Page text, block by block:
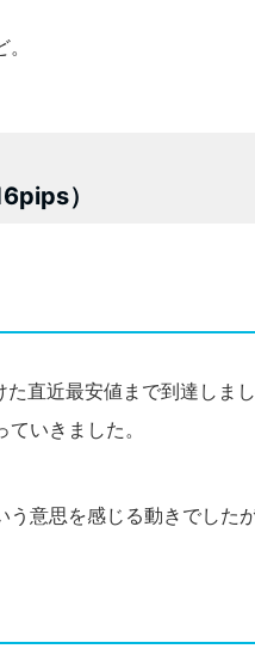
）
直近最安値まで到達しま
いきました。
う意思を感じる動きでした